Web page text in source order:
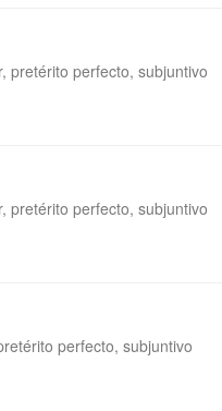
pretérito perfecto, subjuntivo
pretérito perfecto, subjuntivo
perfecto, subjuntivo